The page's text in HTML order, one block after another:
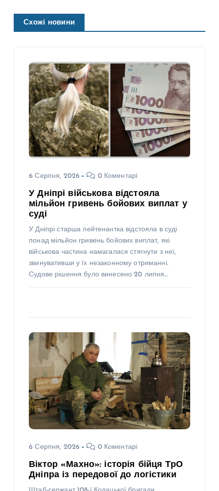
Схожі новини
6 Серпня, 2026 0 Коментарі
У Дніпрі військова відстояла
мільйон гривень бойових виплат у
суді
У Дніпрі старша лейтенантка відстояла в суді
понад мільйон гривень бойових виплат, які
військова частина намагалася стягнути з неї,
звинувативши у їх незаконному отриманні.
Судове рішення було винесено 20 липня…
6 Серпня, 2026 0 Коментарі
Віктор «Махно»: історія бійця ТрО
Дніпра із передової до логістики